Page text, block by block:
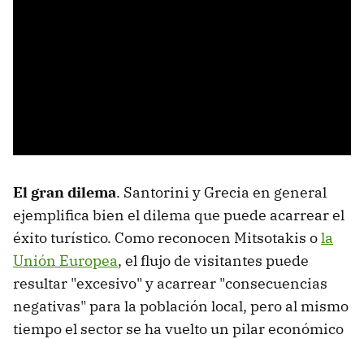
El gran dilema. Santorini y Grecia en general
ejemplifica bien el dilema que puede acarrear el
éxito turístico. Como reconocen Mitsotakis ola
Unión Europea, el flujo de visitantes puede
resultar "excesivo" y acarrear "consecuencias
negativas" para la población local, pero al mismo
tiempo el sector se ha vuelto un pilar económico